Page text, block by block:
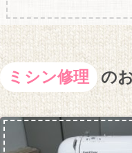
ミシン修理 の